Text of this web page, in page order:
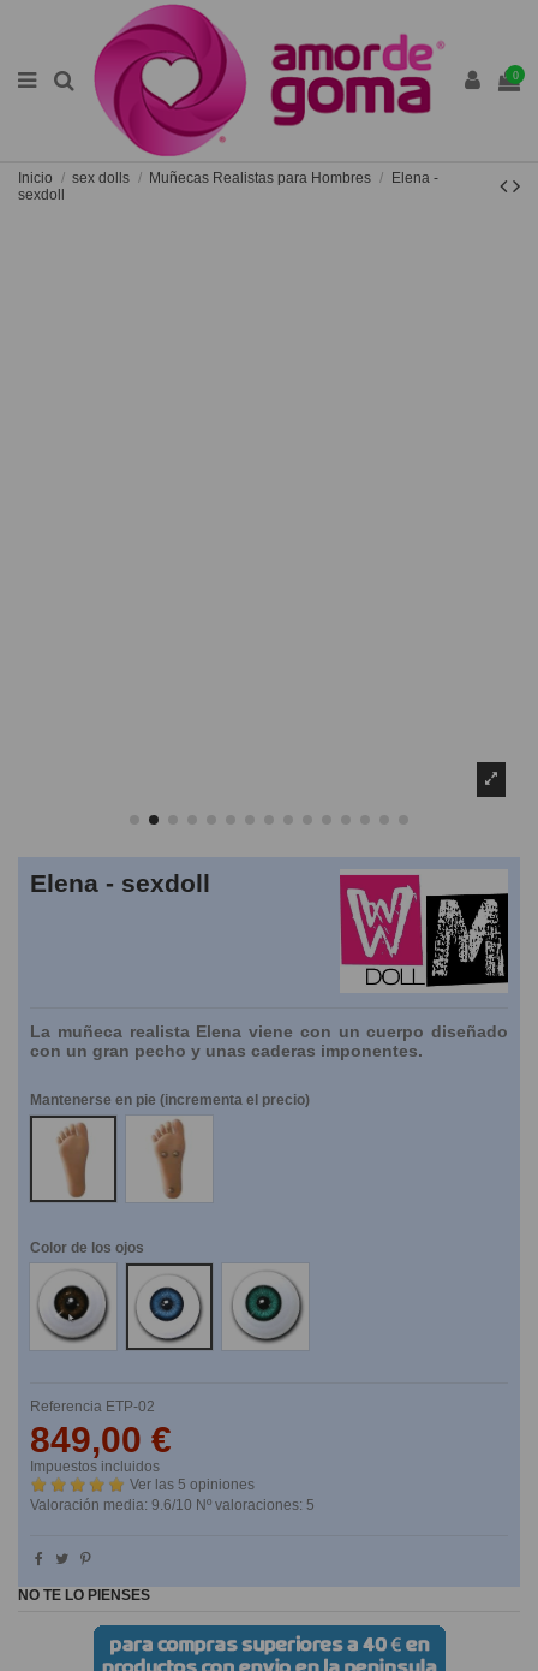
0
Inicio sex dolls Muñecas Realistas para Hombres
Elena -
sexdoll
Elena - sexdoll
La muñeca realista Elena viene con un cuerpo diseñado
con un gran pecho y unas caderas imponentes.
Mantenerse en pie (incrementa el precio)
NO
SI
Color de los ojos
Marrones
Azules Verdes
Referencia ETP-02
849,00 €
Impuestos incluidos
Ver las 5 opiniones
Valoración media: 9.6/10 Nº valoraciones: 5
NO TE LO PIENSES